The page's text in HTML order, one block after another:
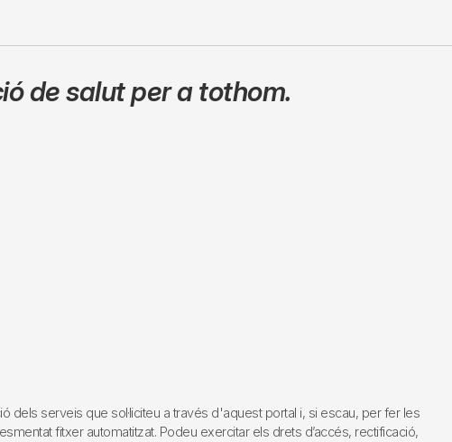
de salut per a tothom.
serveis que sol·liciteu a través d'aquest portal i, si escau, per fer les
fitxer automatitzat. Podeu exercitar els drets d’accés, rectificació,